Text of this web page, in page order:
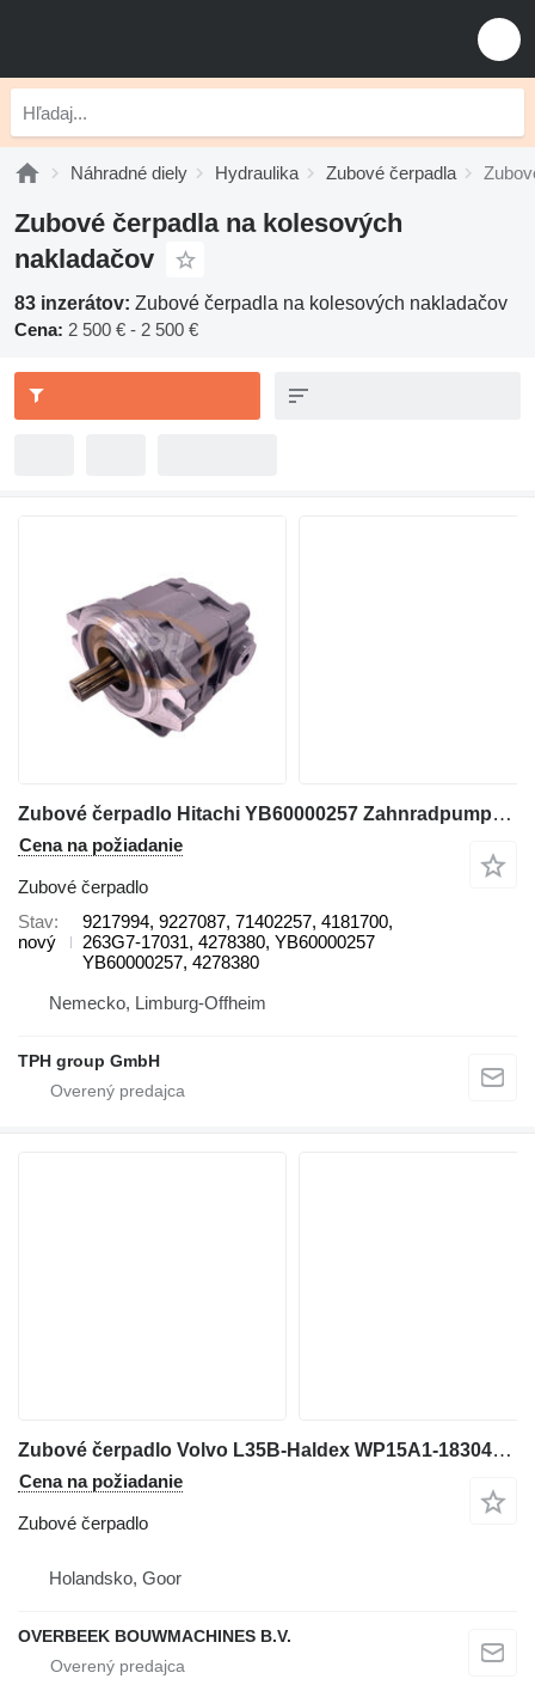
Náhradné diely Hydraulika Zubové čerpadla
Zubové čerpadla na kolesových
nakladačov
83 inzerátov: Zubové čerpadla na kolesových nakladačov
Cena: 2 500 € - 2 500 €
Zubové čerpadlo Hitachi YB60000257 Zahnradpumpe 9217994, 9227087, ZW250-5, ZW310, ZW310- na kolesového nakladača Hitachi ZW250-5B
Cena na požiadanie
Zubové čerpadlo
Stav
nový
9217994, 9227087, 71402257, 4181700,
263G7-17031, 4278380, YB60000257
YB60000257, 4278380
Nemecko, Limburg-Offheim
TPH group GmbH
Zubové čerpadlo Volvo L35B-Haldex WP15A1-1830497-Gearpump/Zahnradpumpe na kolesového nakladača
Cena na požiadanie
Zubové čerpadlo
Holandsko, Goor
OVERBEEK BOUWMACHINES B.V.